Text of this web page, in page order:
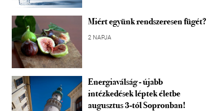
Miért együnk rendszeresen fügét?
2 NAPJA
Energiaválság - újabb
intézkedések léptek életbe
augusztus 3-tól Sopronban!